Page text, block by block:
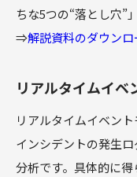
ちな5つの“落とし穴”
⇒解説資料のダウン
リアルタイムイベ
リアルタイムイベン
インシデントの発生
分析です。具体的に得